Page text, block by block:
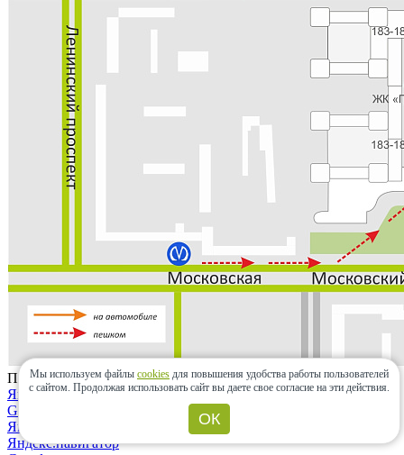
Проложить маршрут
Яндекс.карты
Google maps
Яндекс.карты
Яндекс.навигатор
Мы используем файлы cookies для повышения удобства работы пользователей
с сайтом. Продолжая использовать сайт вы даете свое согласие на эти действия.
ОК